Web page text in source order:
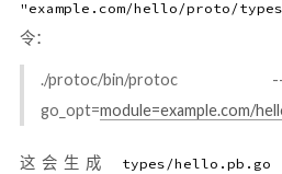
"example.com/hello/proto/
令：
./protoc/bin/
go_opt=module=example.com/
这会生成 types/hello.pb.go